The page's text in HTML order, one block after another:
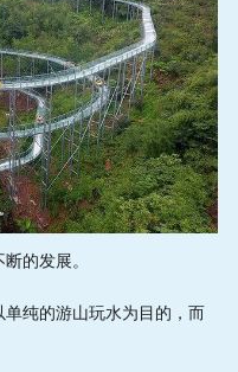
产品视频
维护保养
乐园投资
联系电话
的发展。
纯的游山玩水为目的，而